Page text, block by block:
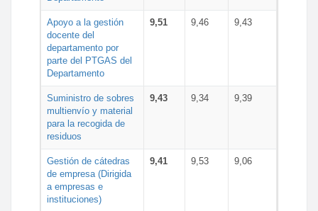
Apoyo a la gestión
docente del
departamento por
parte del PTGAS del
Departamento
9,51 9,46 9,43
Suministro de sobres
multienvío y material
para la recogida de
residuos
9,43 9,34 9,39
Gestión de cátedras
de empresa (Dirigida
a empresas e
instituciones)
9,41 9,53 9,06